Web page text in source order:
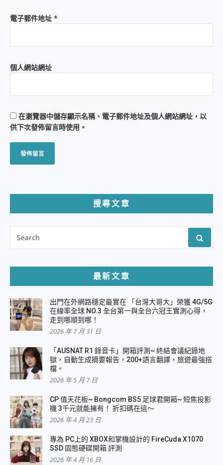
電子郵件地址 *
個人網站網址
在瀏覽器中儲存顯示名稱、電子郵件地址及個人網站網址，以
供下次發佈留言時使用。
搜尋文章
FOR:
最新文章
出門在外網路穩定最實在 「台灣大哥大」榮獲 4G/5G
在線率全球 NO.3 全台第一與全台六冠王實測心得，
走到哪順到哪！
2026 年 7 月 31 日
「AUSNAT R1 錄音卡」開箱評測~ 終結會議紀錄地
獄，自動生成摘要報告，200+語言翻譯，旅遊最強搭
檔。
2026 年 5 月 7 日
CP 值天花板~ Bongcom BS5 足球君開箱~ 短焦投影
機 3千元就能擁有！ 折扣碼在這～
2026 年 4 月 23 日
專為 PC上的 XBOX和掌機設計的 FireCuda X1070
SSD 固態硬碟開箱 評測
2026 年 4 月 16 日